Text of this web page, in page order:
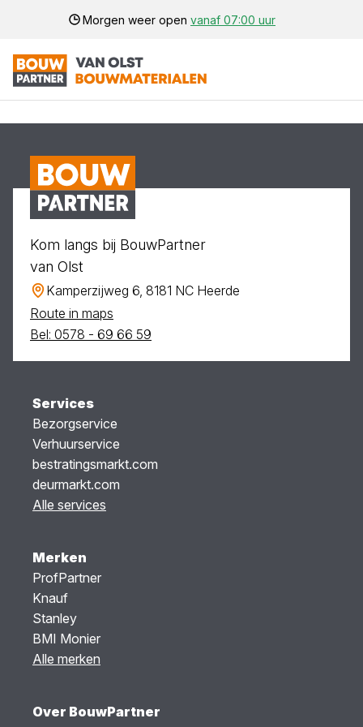
Morgen weer open vanaf 07:00 uur
Kom langs bij BouwPartner
van Olst
Kamperzijweg 6, 8181 NC Heerde
Route in maps
Bel: 0578 - 69 66 59
Services
Bezorgservice
Verhuurservice
bestratingsmarkt.com
deurmarkt.com
Alle services
Merken
ProfPartner
Knauf
Stanley
BMI Monier
Alle merken
Over BouwPartner